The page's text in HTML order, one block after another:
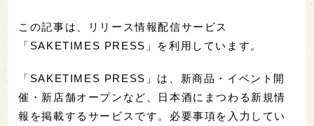
この記事は、リリース情報配信サービス
「SAKETIMES PRESS」を利用しています。
「SAKETIMES PRESS」は、新商品・イベント開
催・新店舗オープンなど、日本酒にまつわる新規情
報を掲載するサービスです。必要事項を入力してい